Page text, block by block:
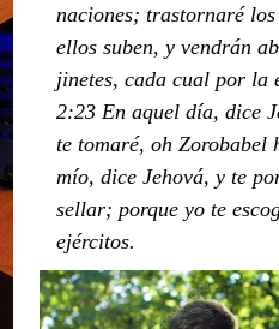
naciones; trastornaré
ellos suben, y vendrán
jinetes, cada cual por la
2:23 En aquel día, dice
te tomaré, oh Zorobabel
mío, dice Jehová, y te
sellar; porque yo te
ejércitos.